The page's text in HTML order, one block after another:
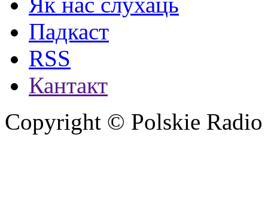
Падкаст
RSS
Кантакт
Copyright © Polskie